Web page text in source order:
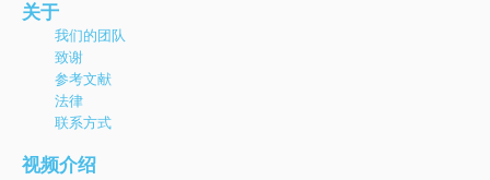
关于
我们的团队
致谢
参考文献
法律
联系方式
视频介绍